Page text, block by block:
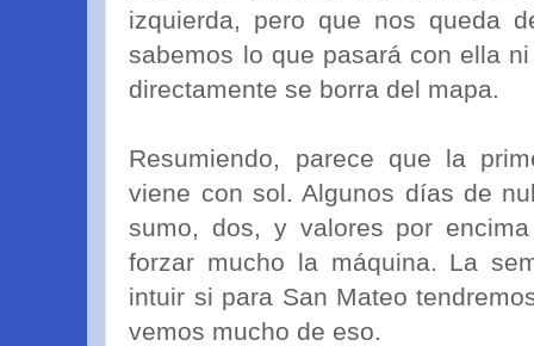
izquierda, pero que nos queda
sabemos lo que pasará con ella
directamente se borra del mapa.
Resumiendo, parece que la
viene con sol. Algunos días de
sumo, dos, y valores por
forzar mucho la máquina. La
intuir si para San Mateo
vemos mucho de eso.